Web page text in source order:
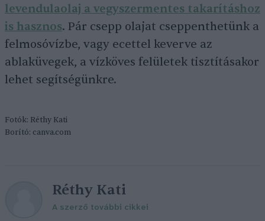
levendulaolaj a vegyszermentes takarításhoz
is hasznos. Pár csepp olajat cseppenthetünk a
felmosóvízbe, vagy ecettel keverve az
ablaküvegek, a vízköves felületek tisztításakor
lehet segítségünkre.
Fotók: Réthy Kati
Borító: canva.com
Réthy Kati
A szerző további cikkei